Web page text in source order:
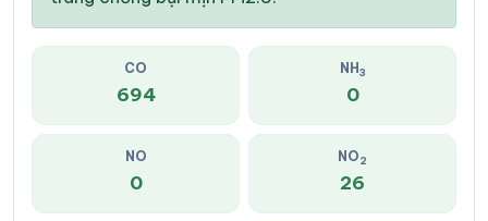
CO
694
NH 3
0
NO
0
NO2
26